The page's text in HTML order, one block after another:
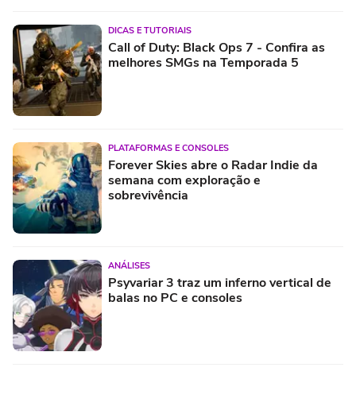
DICAS E TUTORIAIS
Call of Duty: Black Ops 7 - Confira as
melhores SMGs na Temporada 5
PLATAFORMAS E CONSOLES
Forever Skies abre o Radar Indie da
semana com exploração e
sobrevivência
ANÁLISES
Psyvariar 3 traz um inferno vertical de
balas no PC e consoles